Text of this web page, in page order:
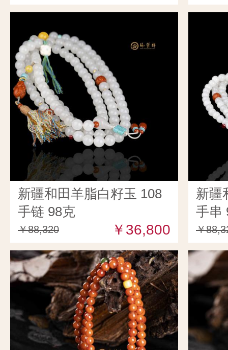
新疆和田羊脂白籽玉 108
手链 98克
￥88,320 ￥36,800
新疆
手串
￥